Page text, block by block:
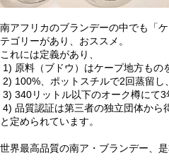
南アフリカのブランデーの中でも「
テゴリーがあり、おススメ。
これには定義があり、
1) 原料（ブドウ）はケープ地方もの
2) 100%、ポットスチルで2回蒸留し
3) 340リットル以下のオーク樽にて3
4) 品質認証は第三者の独立団体から
と定められています。
世界最高品質の南ア・ブランデー、